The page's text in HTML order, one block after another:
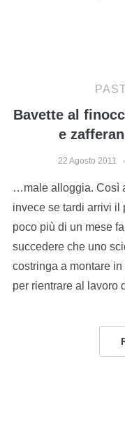
Bavette al
e
22 Agosto 2011
…male alloggia. Così
invece se tardi arrivi il
poco più di un mese
succedere che uno
costringa a montare
per rientrare al lavoro